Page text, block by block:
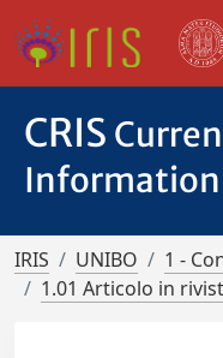
CRIS
Information
IRIS UNIBO
1 -
1.01 Articolo in